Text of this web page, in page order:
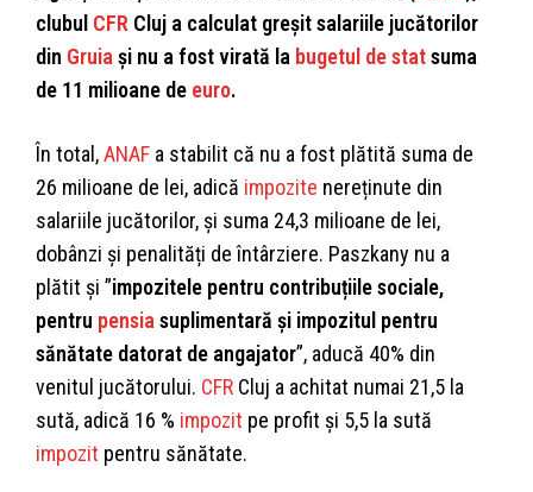
clubul CFR Cluj a calculat greșit salariile jucătorilor
din Gruia și nu a fost virată la bugetul de statsuma
de 11 milioane de euro.
În total,ANAF a stabilit că nu a fost plătită suma de
26 milioane de lei, adică impozite nereținute din
salariile jucătorilor, și suma 24,3 milioane de lei,
dobânzi și penalități de întârziere. Paszkany nu a
plătit și ”impozitele pentru contribuțiile sociale,
pentru pensia suplimentară și impozitul pentru
sănătate datorat de angajator”, aducă 40% din
venitul jucătorului. CFR Cluj a achitat numai 21,5 la
sută, adică 16 % impozit pe profit și 5,5 la sută
impozit pentru sănătate.